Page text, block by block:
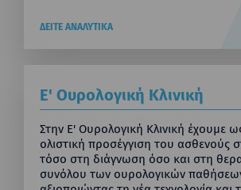
ΔΕΙΤΕ ΑΝΑΛΥΤΙΚΑ
Ε' Ουρολογική Κλινική
Στην Ε' Ουρολογική Κλινική έχουμε
ολιστική προσέγγιση του ασθενούς
τόσο στη διάγνωση όσο και στη
συνόλου των ουρολογικών